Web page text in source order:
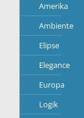
Amerika
Ambiente
Elipse
Elegance
Europa
Logik